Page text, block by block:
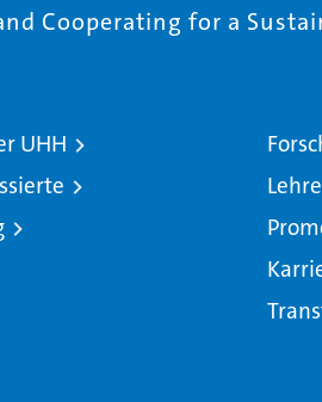
Cooperating for a
UHH